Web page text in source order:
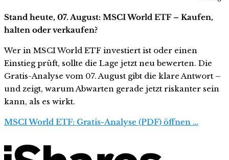
Stand heute, 07. August: MSCI World ETF – Kaufen,
halten oder verkaufen?
Wer in MSCI World ETF investiert ist oder einen
Einstieg prüft, sollte die Lage jetzt neu bewerten. Die
Gratis-Analyse vom 07. August gibt die klare Antwort –
und zeigt, warum Abwarten gerade jetzt riskanter sein
kann, als es wirkt.
MSCI World ETF: Gratis-Analyse (PDF) öffnen …